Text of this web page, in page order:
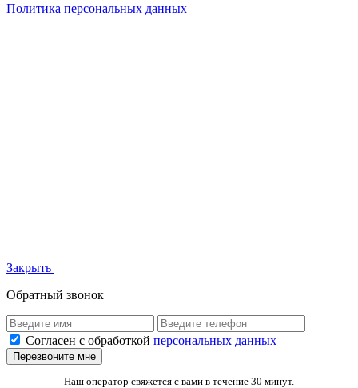
Политика персональных данных
Закрыть
Обратный звонок
Согласен с обработкой персональных данных
Перезвоните мне
Наш оператор свяжется с вами в течение 30 минут.